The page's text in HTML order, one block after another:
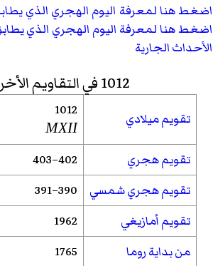
اضغط هنا لمعرفة اليوم الهجري الذي يطابق
اضغط هنا لمعرفة اليوم الهجري الذي يطابق
الأحداث الجارية
1012 في التقاويم الأخرى
تقويم ميلادي 1012
MXII
تقويم هجري
402–403
تقويم هجري شمسي
390–391
تقويم أمازيغي
1962
من بداية روما
1765